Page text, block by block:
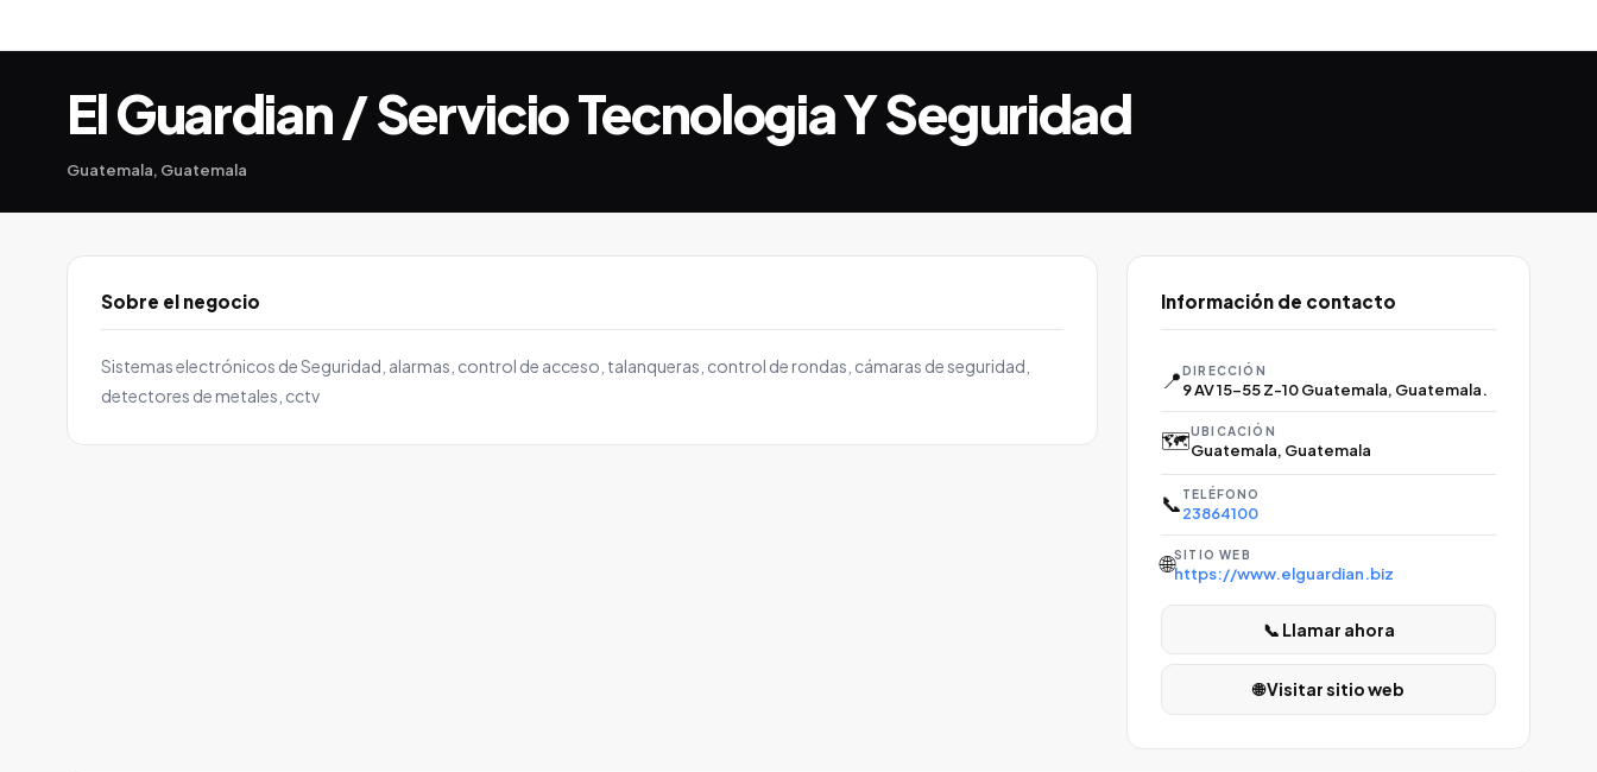
El Guardian / Servicio Tecnologia Y Seguridad
Guatemala, Guatemala
Sobre el negocio
Sistemas electrónicos de Seguridad, alarmas, control de acceso, talanqueras, control de rondas, cámaras de seguridad,
detectores de metales, cctv
Información de contacto
📍DIRECCIÓN
9 AV 15-55 Z-10 Guatemala, Guatemala.
🗺️UBICACIÓN
Guatemala, Guatemala
📞 TELÉFONO
23864100
🌐SITIO WEB
https://www.elguardian.biz
📞 Llamar ahora
🌐 Visitar sitio web